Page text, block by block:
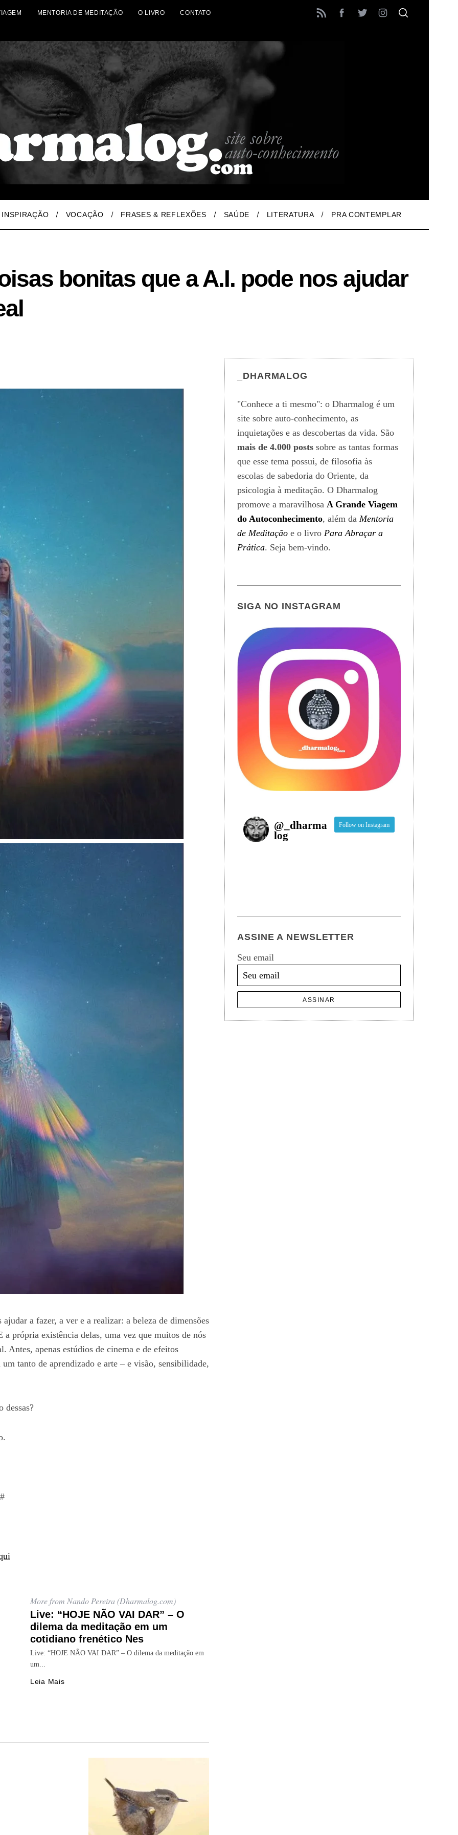
MENTORIA DE MEDITAÇÃO O LIVRO CONTATO
INSPIRAÇÃO VOCAÇÃO FRASES & REFLEXÕES SAÚDE LITERATURA PRA CONTEMPLAR
bonitas que a A.I. pode nos ajudar
a fazer, a ver e a realizar: a beleza de dimensões
própria existência delas, uma vez que muitos de nós
Antes, apenas estúdios de cinema e de efeitos
tanto de aprendizado e arte – e visão, sensibilidade,
dessas?
More from Nando Pereira (Dharmalog.com)
Live: “HOJE NÃO VAI DAR” – O
dilema da meditação em um
cotidiano frenético Nes
Live: “HOJE NÃO VAI DAR” – O dilema da meditação em
um...
Leia Mais
_DHARMALOG
"Conhece a ti mesmo": o Dharmalog é um
site sobre auto-conhecimento, as
inquietações e as descobertas da vida. São
mais de 4.000 posts sobre as tantas formas
que esse tema possui, de filosofia às
escolas de sabedoria do Oriente, da
psicologia à meditação. O Dharmalog
promove a maravilhosa A Grande Viagem
do Autoconhecimento, além da Mentoria
de Meditação e o livro Para Abraçar a
Prática. Seja bem-vindo.
SIGA NO INSTAGRAM
@ _dharma
log
Follow on Instagram
ASSINE A NEWSLETTER
Seu email
ASSINAR